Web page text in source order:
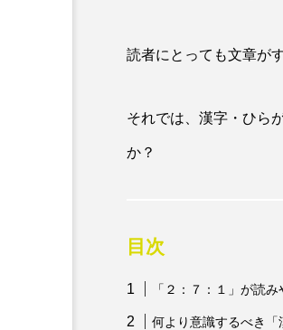
読者にとっても文章が
それでは、漢字・ひら
か？
目次
「２：７：１」が読
何より意識するべき「